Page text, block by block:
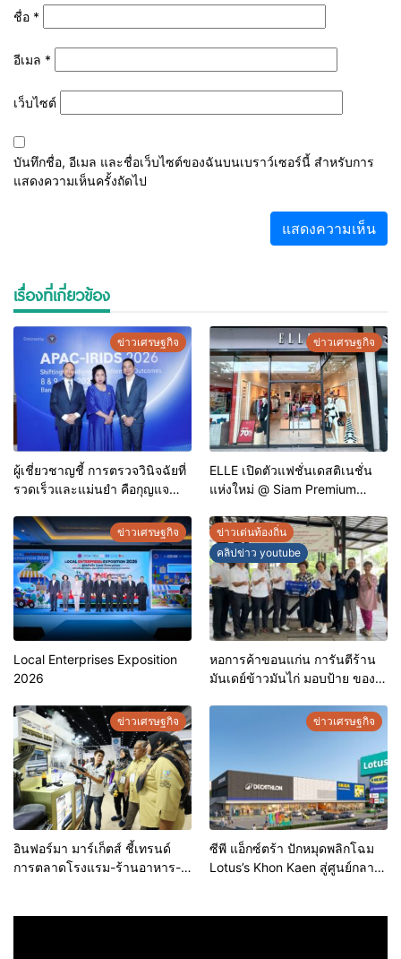
ชื่อ *
อีเมล *
เว็บไซต์
บันทึกชื่อ, อีเมล และชื่อเว็บไซต์ของฉันบนเบราว์เซอร์นี้ สำหรับการ
แสดงความเห็นครั้งถัดไป
เรื่องที่เกี่ยวข้อง
ข่าวเศรษฐกิจ
ผู้เชี่ยวชาญชี้ การตรวจวินิจฉัยที่
รวดเร็วและแม่นยำ คือกุญแจ
ประเทศไทย
ข่าวเศรษฐกิจ
ELLE เปิดตัวแฟชั่นเดสติเนชั่น
แห่งใหม่ @ Siam Premium
ดีลพิเศษลดสูงสุด 70%
ข่าวเศรษฐกิจ
Local Enterprises Exposition
2026
ข่าวเด่นท้องถิ่น
คลิปข่าว youtube
หอการค้าขอนแก่น การันตีร้าน
มันเดย์ข้าวมันไก่ มอบป้าย ของดี
ประกอบการคุณภาพ ยกระดับ
มาตรฐาน สร้างความเชื่อมั่นให้ผู้
ข่าวเศรษฐกิจ
อินฟอร์มา มาร์เก็ตส์ ชี้เทรนด์
การตลาดโรงแรม-ร้านอาหาร-
ข่าวเศรษฐกิจ
ซีพี แอ็กซ์ตร้า ปักหมุดพลิกโฉม
Lotus’s Khon Kaen สู่ศูนย์กลาง